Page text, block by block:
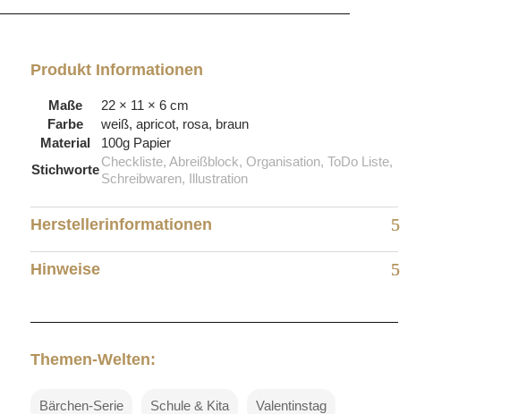
Produkt Informationen
Maße
22 × 11 × 6 cm
Farbe
weiß, apricot, rosa, braun
Material
100g Papier
Stichworte
Checkliste, Abreißblock, Organisation, ToDo Liste,
Schreibwaren, Illustration
Herstellerinformationen
Hinweise
Themen-Welten:
Bärchen-Serie Schule & Kita Valentinstag